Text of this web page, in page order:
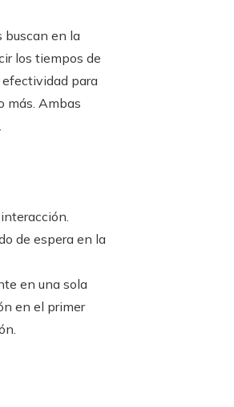
buscan en la
los tiempos de
para
más. Ambas
de espera en la
en una sola
en el primer